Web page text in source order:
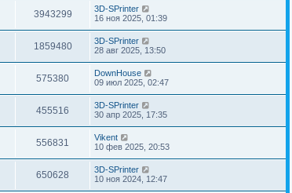
3943299
3D-SPrinter
16 ноя 2025, 01:39
1859480
3D-SPrinter
28 авг 2025, 13:50
575380
DownHouse
09 июл 2025, 02:47
455516
3D-SPrinter
30 апр 2025, 17:35
556831
Vikent
10 фев 2025, 20:53
650628
3D-SPrinter
10 ноя 2024, 12:47